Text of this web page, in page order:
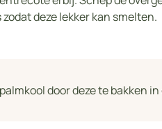
deze lekker kan smelten.
door deze te bakken in